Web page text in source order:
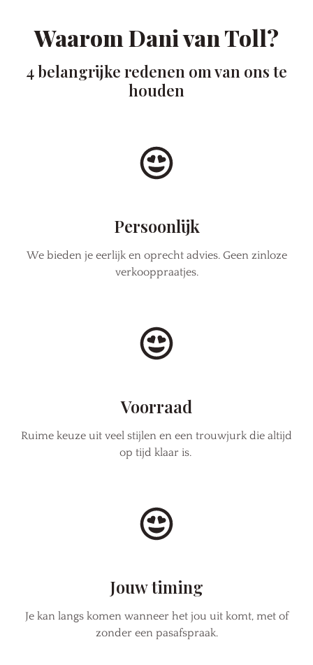
Waarom Dani van Toll?
4 belangrijke redenen om van ons te
houden
Persoonlijk
We bieden je eerlijk en oprecht advies. Geen zinloze
verkooppraatjes.
Voorraad
Ruime keuze uit veel stijlen en een trouwjurk die altijd
op tijd klaar is.
Jouw timing
Je kan langs komen wanneer het jou uit komt, met of
zonder een pasafspraak.